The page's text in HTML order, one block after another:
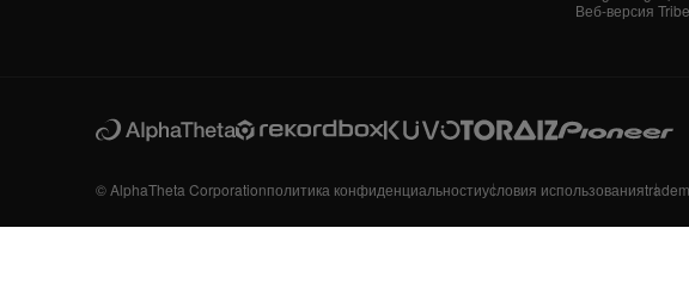
Веб-версия
© AlphaTheta Corporationполитика конфиденциальностиусловия использования